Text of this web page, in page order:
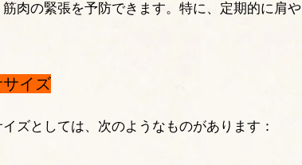
肉の緊張を予防できます。特に、定期的に肩や
イズ
ズとしては、次のようなものがあります：